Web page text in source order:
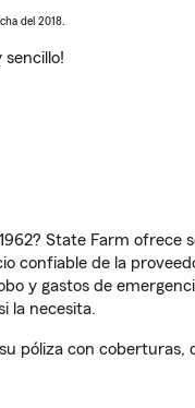
del 2018.
sencillo!
State Farm
confiable de la
y gastos de
la necesita.
póliza con